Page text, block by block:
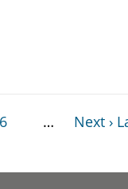
6 … Next ›